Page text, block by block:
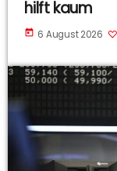
hilft kaum
today 6 August 2026